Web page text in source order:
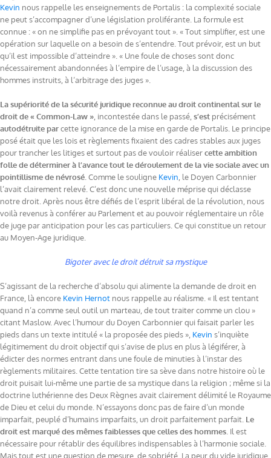
Kevin nous rappelle les enseignements de Portalis : la complexité sociale
ne peut s’accompagner d’une législation proliférante. La formule est
connue : « on ne simplifie pas en prévoyant tout ». « Tout simplifier, est une
opération sur laquelle on a besoin de s’entendre. Tout prévoir, est un but
qu’il est impossible d’atteindre ». « Une foule de choses sont donc
nécessairement abandonnées à l’empire de l’usage, à la discussion des
hommes instruits, à l’arbitrage des juges ».
La supériorité de la sécurité juridique reconnue au droit continental sur le
droit de « Common-Law » , incontestée dans le passé, s’est précisément
autodétruite parcette ignorance de la mise en garde de Portalis. Le principe
posé était que les lois et règlements fixaient des cadres stables aux juges
pour trancher les litiges et surtout pas de vouloir réalisercette ambition
folle de déterminer à l’avance tout le déroulement de la vie sociale avec un
pointillisme de névrosé . Comme le souligne Kevin , le Doyen Carbonnier
l’avait clairement relevé. C’est donc une nouvelle méprise qui déclasse
notre droit. Après nous être défiés de l’esprit libéral de la révolution, nous
voilà revenus à conférer au Parlement et au pouvoir réglementaire un rôle
de juge par anticipation pour les cas particuliers. Ce qui constitue un retour
au Moyen-Age juridique.
Bigoter avec le droit détruit sa mystique
S’agissant de la recherche d’absolu qui alimente la demande de droit en
France, là encore Kevin Hernot nous rappelle au réalisme. « Il est tentant
quand n’a comme seul outil un marteau, de tout traiter comme un clou »
citant Maslow. Avec l’humour du Doyen Carbonnier qui faisait parler les
pieds dans un texte intitulé « la proposée des pieds », Kevin s’inquiète
légitimement du droit objectif qui s’avise de plus en plus à légiférer, à
édicter des normes entrant dans une foule de minuties à l’instar des
règlements militaires. Cette tentation tire sa sève dans notre histoire où le
droit puisait lui-même une partie de sa mystique dans la religion ; même si la
doctrine luthérienne des Deux Règnes avait clairement délimité le Royaume
de Dieu et celui du monde. N’essayons donc pas de faire d’un monde
imparfait, peuplé d’humains imparfaits, un droit parfaitement parfait. Le
droit est marqué des mêmes faiblesses que celles des hommes . Il est
nécessaire pour rétablir des équilibres indispensables à l’harmonie sociale.
Mais tout est une question de mesure, de sobriété. La peur du vide juridique